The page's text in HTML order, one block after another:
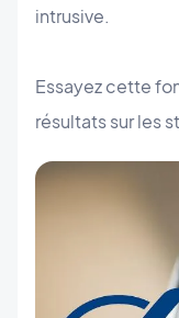
intrusive.
Essayez cette
résultats sur les